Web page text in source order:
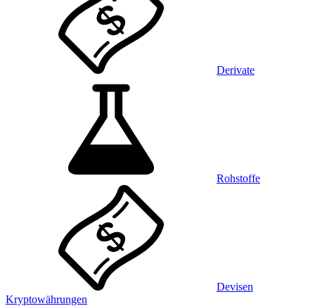
Derivate
Rohstoffe
Devisen
Kryptowährungen